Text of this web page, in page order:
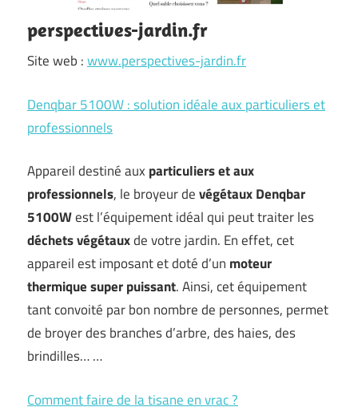
perspectives-jardin.fr
Site web :www.perspectives-jardin.fr
Denqbar 5100W : solution idéale aux particuliers et
professionnels
Appareil destiné aux particuliers et aux
professionnels, le broyeur devégétaux Denqbar
5100West l’équipement idéal qui peut traiter les
déchets végétauxde votre jardin. En effet, cet
appareil est imposant et doté d’un moteur
thermique super puissant. Ainsi, cet équipement
tant convoité par bon nombre de personnes, permet
de broyer des branches d’arbre, des haies, des
brindilles… …
Comment faire de la tisane en vrac ?